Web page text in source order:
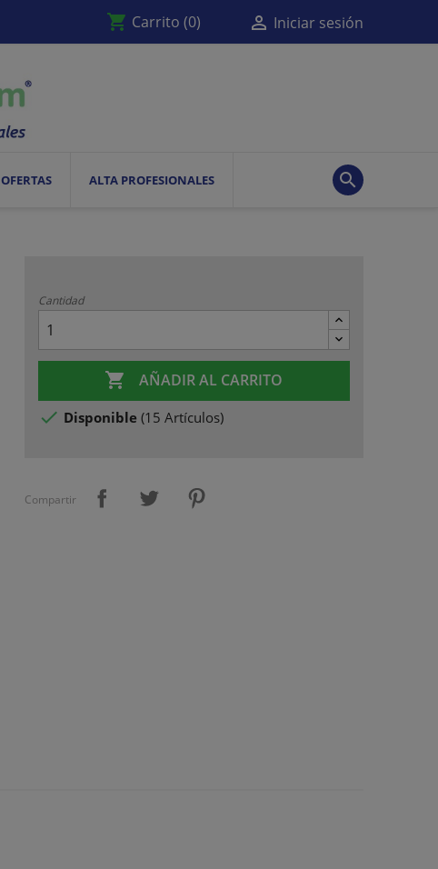
shopping_cart Carrito (0)  Iniciar sesión
OFERTAS ALTA PROFESIONALES 
Cantidad
 AÑADIR AL CARRITO
 Disponible (15 Artículos)
Compartir